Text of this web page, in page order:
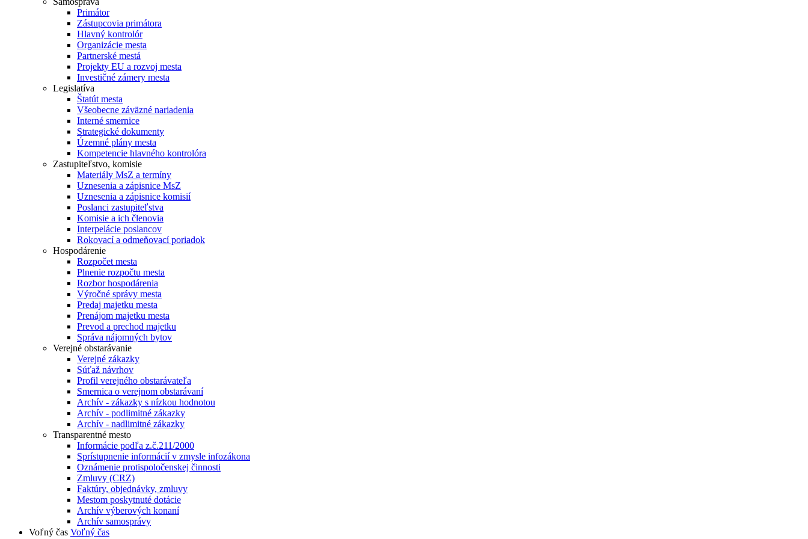
Primátor
Zástupcovia primátora
Hlavný kontrolór
Organizácie mesta
Partnerské mestá
Projekty EU a rozvoj mesta
Investičné zámery mesta
Legislatíva
Štatút mesta
Všeobecne záväzné nariadenia
Interné smernice
Strategické dokumenty
Územné plány mesta
Kompetencie hlavného kontrolóra
Zastupiteľstvo, komisie
Materiály MsZ a termíny
Uznesenia a zápisnice MsZ
Uznesenia a zápisnice komisií
Poslanci zastupiteľstva
Komisie a ich členovia
Interpelácie poslancov
Rokovací a odmeňovací poriadok
Hospodárenie
Rozpočet mesta
Plnenie rozpočtu mesta
Rozbor hospodárenia
Výročné správy mesta
Predaj majetku mesta
Prenájom majetku mesta
Prevod a prechod majetku
Správa nájomných bytov
Verejné obstarávanie
Verejné zákazky
Súťaž návrhov
Profil verejného obstarávateľa
Smernica o verejnom obstarávaní
Archív - zákazky s nízkou hodnotou
Archív - podlimitné zákazky
Archív - nadlimitné zákazky
Transparentné mesto
Informácie podľa z.č.211/2000
Sprístupnenie informácií v zmysle infozákona
Oznámenie protispoločenskej činnosti
Zmluvy (CRZ)
Faktúry, objednávky, zmluvy
Mestom poskytnuté dotácie
Archív výberových konaní
Archív samosprávy
Voľný čas Voľný čas